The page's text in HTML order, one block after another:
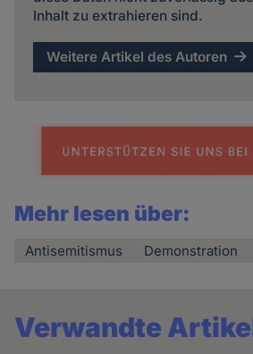
Inhalt zu extrahieren sind.
Weitere Artikel des Autoren
Mehr lesen über:
Antisemitismus Demonstration
Verwandte